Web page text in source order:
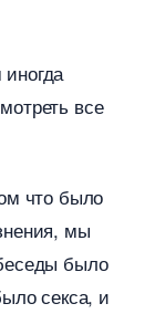
все
что было
мы
было
секса, и